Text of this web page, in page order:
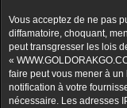
Vous acceptez de ne pas
diffamatoire, choquant,
peut transgresser les lois
«
faire peut vous mener à
notification à votre
nécessaire. Les adresses